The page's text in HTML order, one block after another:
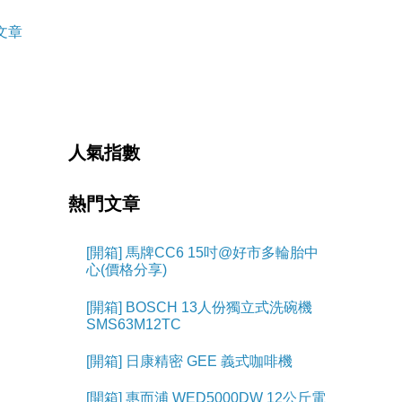
章
人氣指數
熱門文章
[開箱] 馬牌CC6 15吋@好市多輪胎中
心(價格分享)
[開箱] BOSCH 13人份獨立式洗碗機
SMS63M12TC
[開箱] 日康精密 GEE 義式咖啡機
[開箱] 惠而浦 WED5000DW 12公斤電